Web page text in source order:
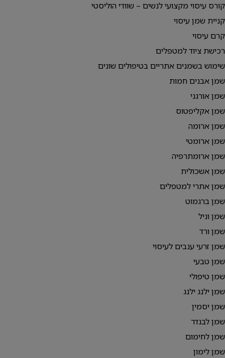
קורס עיסוי מקצועי לנשים – שוודי הוליסטי
קניית שמן עיסוי
קרם עיסוי
רכישת ציוד למטפלים
שימוש בשמנים אתריים בטיפולים שונים
שמן אבנים חמות
שמן אורגני
שמן אקליפטוס
שמן ארומה
שמן ארומטי
שמן ארומתרפיה
שמן אשכולית
שמן אתרי למטפלים
שמן ברגמוט
שמן וניל
שמן ורד
שמן זרעי ענבים לעיסוי
שמן טבעי
שמן טיפולי
שמן ילנג ילנג
שמן יסמין
שמן לבנדר
שמן לחימום
שמן לימון